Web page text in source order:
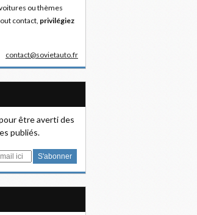
ou thèmes
contact, privilégiez
contact@sovietauto.fr
être averti des
publiés.